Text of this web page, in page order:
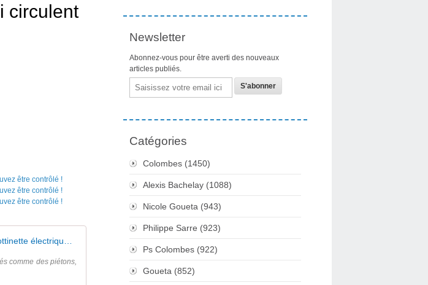
circulent
comme des piétons,
Newsletter
Abonnez-vous pour être averti des nouveaux
articles publiés.
Email
Catégories
Colombes (1450)
Alexis Bachelay (1088)
Nicole Goueta (943)
Philippe Sarre (923)
Ps Colombes (922)
Goueta (852)